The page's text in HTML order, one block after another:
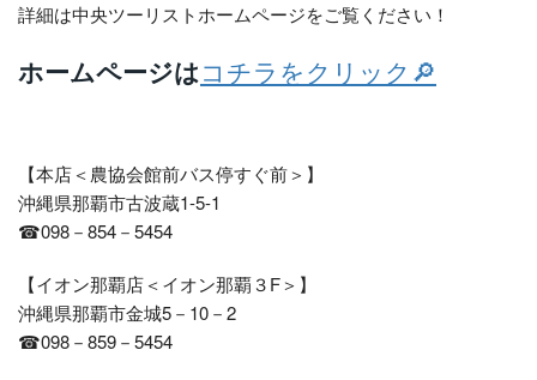
詳細は中央ツーリストホームページをご覧ください！
ホームページはコチラをクリック🔎
【本店＜農協会館前バス停すぐ前＞】
沖縄県那覇市古波蔵1-5-1
☎098－854－5454
【イオン那覇店＜イオン那覇３F＞】
沖縄県那覇市金城5－10－2
☎098－859－5454